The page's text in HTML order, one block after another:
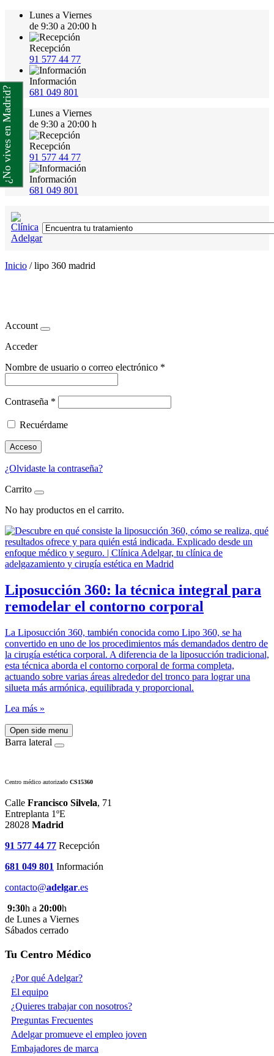
Lunes a Viernes
de 9:30 a 20:00 h
Recepción
91 577 44 77
Información
681 049 801
Lunes a Viernes
de 9:30 a 20:00 h
Recepción
91 577 44 77
Información
681 049 801
Inicio /lipo 360 madrid
Account
Acceder
Nombre de usuario o correo electrónico *
Contraseña *
Recuérdame
Acceso
¿Olvidaste la contraseña?
Carrito
No hay productos en el carrito.
Liposucción 360: la técnica integral para
remodelar el contorno corporal
La Liposucción 360, también conocida como Lipo 360, se ha
convertido en uno de los procedimientos más demandados dentro de
la cirugía estética corporal. A diferencia de la liposucción tradicional,
esta técnica aborda el contorno corporal de forma completa,
actuando sobre varias áreas alrededor del tronco para lograr una
silueta más armónica, equilibrada y proporcional.
Lea más »
Open side menu
Barra lateral
Centro médico autorizado CS15360
Calle Francisco Silvela, 71
Entreplanta 1ºE
28028 Madrid
91 577 44 77 Recepción
681 049 801 Información
contacto@adelgar.es
9:30h a 20:00h
de Lunes a Viernes
Sábados cerrado
Tu Centro Médico
¿Por qué Adelgar?
El equipo
¿Quieres trabajar con nosotros?
Preguntas Frecuentes
Adelgar promueve el empleo joven
Embajadores de marca
¿No vives en Madrid?